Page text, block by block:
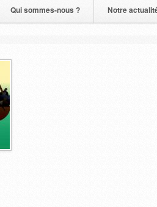
Qui sommes-nous ? Notre